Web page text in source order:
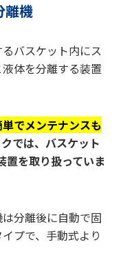
離機
バスケット内にス
体を分離する装置
でメンテナンスも
では、バスケット
置を取り扱っていま
分離後に自動で固
プで、手動式より